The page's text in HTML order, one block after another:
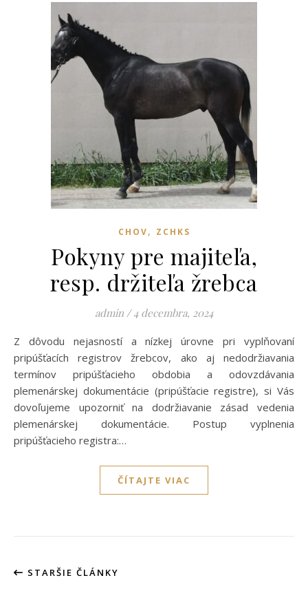
CHOV, ZCHKS
Pokyny pre majiteľa,
resp. držiteľa žrebca
admin / 4 decembra, 2024
Z dôvodu nejasností a nízkej úrovne pri vyplňovaní
pripúšťacích registrov žrebcov, ako aj nedodržiavania
termínov pripúšťacieho obdobia a odovzdávania
plemenárskej dokumentácie (pripúšťacie registre), si Vás
dovoľujeme upozorniť na dodržiavanie zásad vedenia
plemenárskej dokumentácie. Postup vyplnenia
pripúšťacieho registra:…
ČÍTAJTE VIAC
STARŠIE ČLÁNKY